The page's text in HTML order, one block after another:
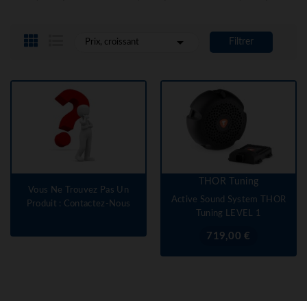
Prix, croissant  Filtrer
Vous Ne Trouvez Pas Un
Produit : Contactez-Nous
THOR Tuning
Active Sound System THOR
Tuning LEVEL 1
Prix
719,00 €